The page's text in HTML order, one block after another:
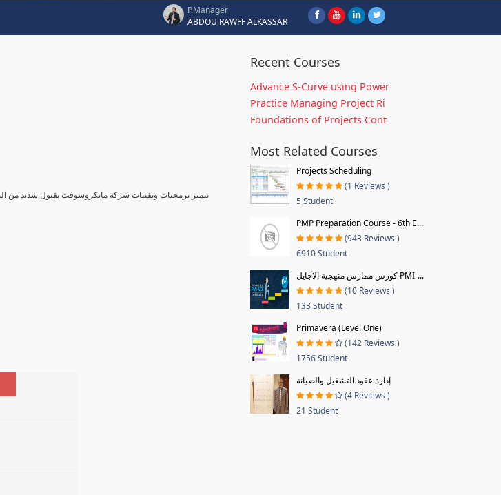
P.Manager
ABDOU RAWFF ALKASSAR
Recent Courses
Advance S-Curve using Power
Practice Managing Project Ri
Foundations of Projects Cont
Most Related Courses
Projects Scheduling
(1 Reviews )
5 Student
PMP Preparation Course - 6th E...
(943 Reviews )
6910 Student
كورس ممارس منهجية الآجايل PMI-...
(10 Reviews )
133 Student
Primavera (Level One)
(142 Reviews )
1756 Student
إدارة عقود التشغيل والصيانة
(4 Reviews )
21 Student